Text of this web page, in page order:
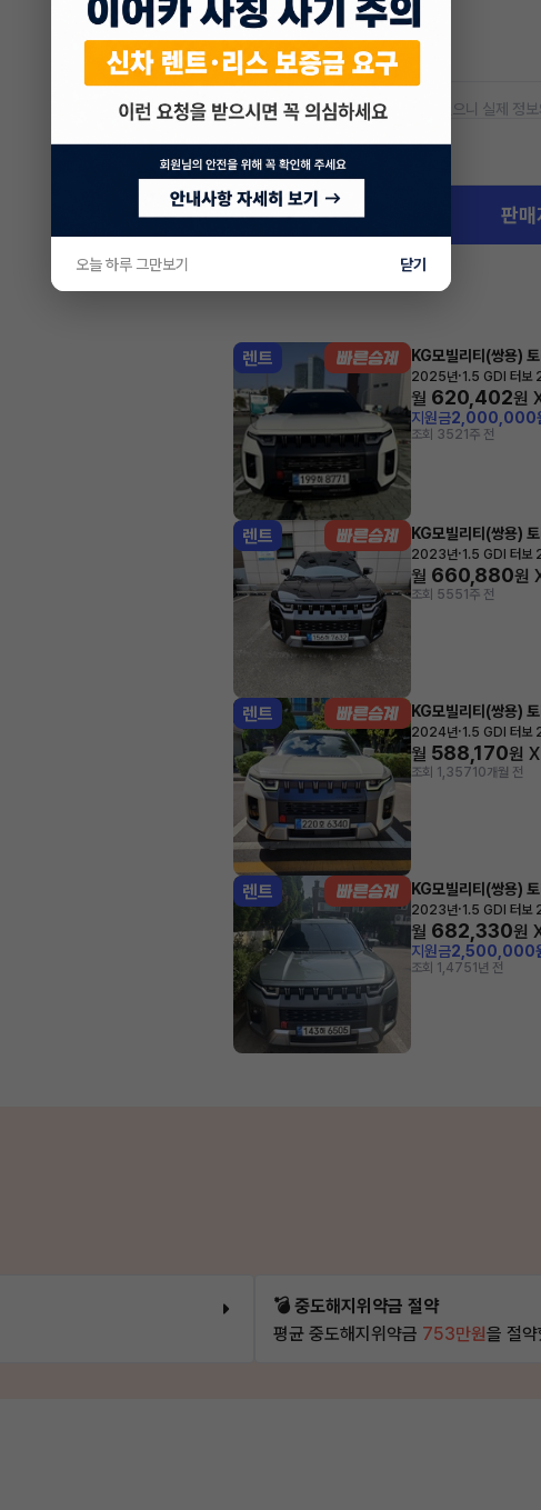
공항주차장
20% 할인
* 본 정보는 지자체마다 다를 수 있으니 실제 정
경기 시흥시
판매
렌트 KG모빌리티(쌍용)
2025년·1.5 GDI 터보
월 620,402원
지원금2,000,000
조회 3521주 전
렌트 KG모빌리티(쌍용)
2023년·1.5 GDI 터보
월 660,880원
조회 5551주 전
렌트 KG모빌리티(쌍용)
2024년·1.5 GDI 터보
월 588,170원 X
조회 1,35710개월 전
렌트 KG모빌리티(쌍용)
2023년·1.5 GDI 터보
월 682,330원
지원금2,500,000
조회 1,4751년 전
💣 중도해지위약금 절약
평균 중도해지위약금 753만원을 절
오늘 하루 그만보기 닫기